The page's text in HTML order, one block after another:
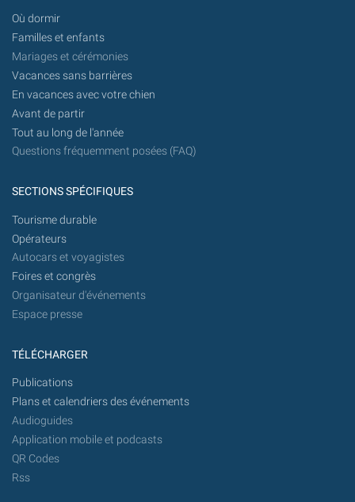
Où dormir
Familles et enfants
Mariages et cérémonies
Vacances sans barrières
En vacances avec votre chien
Avant de partir
Tout au long de l'année
Questions fréquemment posées (FAQ)
SECTIONS SPÉCIFIQUES
Tourisme durable
Opérateurs
Autocars et voyagistes
Foires et congrès
Organisateur d'événements
Espace presse
TÉLÉCHARGER
Publications
Plans et calendriers des événements
Audioguides
Application mobile et podcasts
QR Codes
Rss